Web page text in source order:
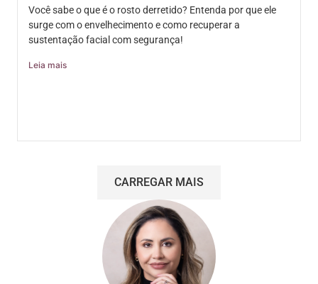
Você sabe o que é o rosto derretido? Entenda por que ele
surge com o envelhecimento e como recuperar a
sustentação facial com segurança!
Leia mais
CARREGAR MAIS